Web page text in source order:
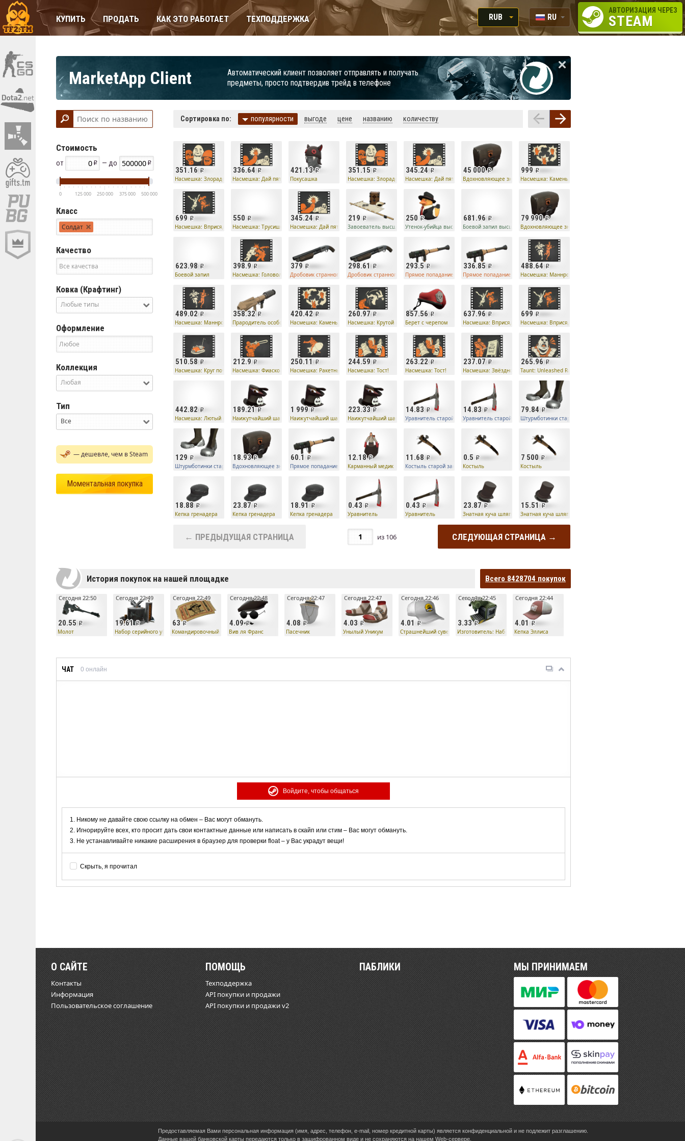
КУПИТЬ ПРОДАТЬ КАК ЭТО РАБОТАЕТ ТЕХПОДДЕРЖКА
RUB
RUB
USD
EUR
RU
EN
АВТОРИЗАЦИЯ ЧЕРЕЗ
STEAM
MarketApp Client
Автоматический клиент позволяет отправлять и получать
предметы, просто подтвердив трейд в телефоне
Стоимость
от — до
0 125 000 250 000 375 000 500 000
Класс
Солдат
Качество
Ковка (Крафтинг)
Любые типы
Оформление
Коллекция
Любая
Тип
Все
— дешевле, чем в Steam
Моментальная покупка
Сортировка по: популярности выгоде цене названию количеству
351.16
Насмешка: Злорадство
336.64
Насмешка: Дай пять!
421.13
Покусашка
351.15
Насмешка: Злорадство
345.24
Насмешка: Дай пять!
45 000
Вдохновляющее знамя
999
Насмешка: Камень, ножницы, бумага
699
Насмешка: Вприсядку
550
Насмешка: Трусишка!
345.24
Насмешка: Дай пять!
219
Завоеватель высшей пробы
250
Утенок-убийца высшей пробы
681.96
Боевой запил высшей пробы
79 990
Вдохновляющее знамя
623.98
Боевой запил
398.9
Насмешка: Головоломка
379
Дробовик странного типа
298.61
Дробовик странного типа
293.5
Прямое попадание странного типа
336.85
Прямое попадание серийного убийцы странного типа
488.64
Насмешка: Маннробика
489.02
Насмешка: Маннробика
358.32
Прародитель особо опасного убийцы
420.42
Насмешка: Камень, ножницы, бумага
260.97
Насмешка: Крутой кувырок
857.56
Берет с черепом
637.96
Насмешка: Вприсядку
699
Насмешка: Вприсядку
510.58
Насмешка: Круг почета
212.9
Насмешка: Фиаско-фанфара
250.11
Насмешка: Ракетные скачки
244.59
Насмешка: Тост!
263.22
Насмешка: Тост!
237.07
Насмешка: Звёздно-полосатый план
265.96
Taunt: Unleashed Rage
442.82
Насмешка: Лютый стыд
189.21
Наижутчайший шапокляк
1 999
Наижутчайший шапокляк
223.33
Наижутчайший шапокляк
14.83
Уравнитель старой закалки
14.83
Уравнитель старой закалки
79.84
Штурмботинки старой закалки
129
Штурмботинки старой закалки
18.93
Вдохновляющее знамя старой закалки
60.1
Прямое попадание старой закалки
12.18
Карманный медик
11.68
Костыль старой закалки
0.5
Костыль
7 500
Костыль
18.88
Кепка гренадера
23.87
Кепка гренадера
18.91
Кепка гренадера
0.43
Уравнитель
0.43
Уравнитель
23.87
Знатная куча шляп
15.51
Знатная куча шляп
← ПРЕДЫДУЩАЯ СТРАНИЦА из 106 СЛЕДУЮЩАЯ СТРАНИЦА →
История покупок на нашей площадке Всего 8428704 покупок
20.55
Сегодня 22:50
Молот
19.61
Сегодня 22:49
Набор серийного убийцы — Молот
63
Сегодня 22:49
Командировочный билет
4.09
Сегодня 22:48
Вив ля Франс
4.08
Сегодня 22:47
Пасечник
4.03
Сегодня 22:47
Унылый Уникум
4.01
Сегодня 22:46
Страшнейший сувенир
3.33
Сегодня 22:45
Изготовитель: Набор особо опасного убийцы — Острозуб
4.01
Сегодня 22:44
Кепка Эллиса
ЧАТ 0 онлайн
Войдите, чтобы общаться
Никому не давайте свою ссылку на обмен – Вас могут обмануть.
Игнорируйте всех, кто просит дать свои контактные данные или написать в скайп или стим – Вас могут обмануть.
Не устанавливайте никакие расширения в браузер для проверки float – у Вас украдут вещи!
Скрыть, я прочитал
О САЙТЕ
Контакты
Информация
Пользовательское соглашение
ПОМОЩЬ
Техподдержка
API покупки и продажи
API покупки и продажи v2
ПАБЛИКИ МЫ ПРИНИМАЕМ
Предоставляемая Вами персональная информация (имя, адрес, телефон, e-mail, номер кредитной карты) является конфиденциальной и не подлежит разглашению.
Данные вашей банковской карты передаются только в зашифрованном виде и не сохраняются на нашем Web-сервере.